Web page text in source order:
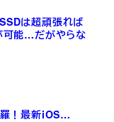
は超頑張れば
可能…だがやらな
羅！最新iOS…